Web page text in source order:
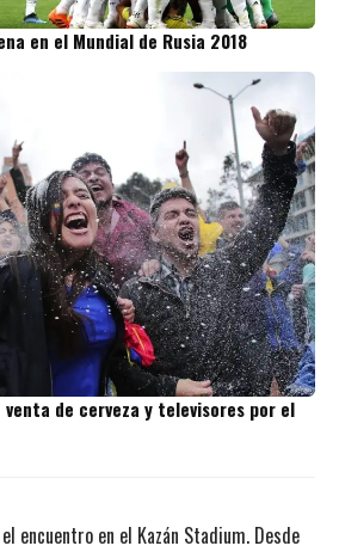
en el Mundial de Rusia 2018
venta de cerveza y televisores por el
encuentro en el Kazán Stadium. Desde